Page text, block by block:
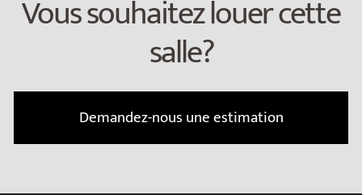
Vous souhaitez louer cette
salle?
Demandez-nous une estimation